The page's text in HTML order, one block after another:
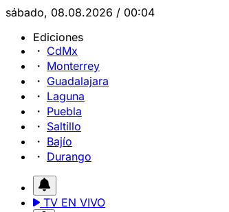
sábado, 08.08.2026 / 00:04
Ediciones
CdMx
Monterrey
Guadalajara
Laguna
Puebla
Saltillo
Bajío
Durango
TV EN VIVO